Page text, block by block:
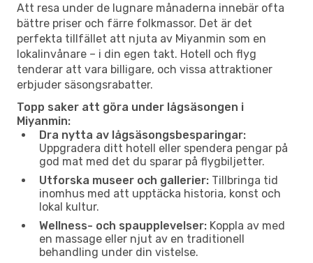
Att resa under de lugnare månaderna innebär ofta
bättre priser och färre folkmassor. Det är det
perfekta tillfället att njuta av Miyanmin som en
lokalinvånare – i din egen takt. Hotell och flyg
tenderar att vara billigare, och vissa attraktioner
erbjuder säsongsrabatter.
Topp saker att göra under lågsäsongen i
Miyanmin:
Dra nytta av lågsäsongsbesparingar:
Uppgradera ditt hotell eller spendera pengar på
god mat med det du sparar på flygbiljetter.
Utforska museer och gallerier: Tillbringa tid
inomhus med att upptäcka historia, konst och
lokal kultur.
Wellness- och spaupplevelser: Koppla av med
en massage eller njut av en traditionell
behandling under din vistelse.